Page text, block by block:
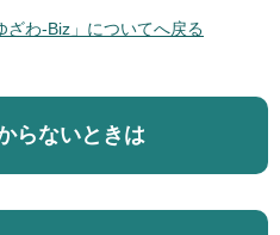
わ‐Biz」についてへ戻る
らないときは